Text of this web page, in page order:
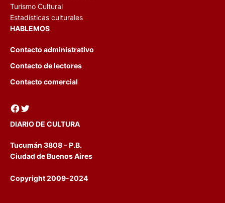
Turismo Cultural
Estadísticas culturales
HABLEMOS
Contacto administrativo
Contacto de lectores
Contacto comercial
Facebook Twitter
DIARIO DE CULTURA
Tucumán 3808 – P.B.
Ciudad de Buenos Aires
Copyright 2009-2024